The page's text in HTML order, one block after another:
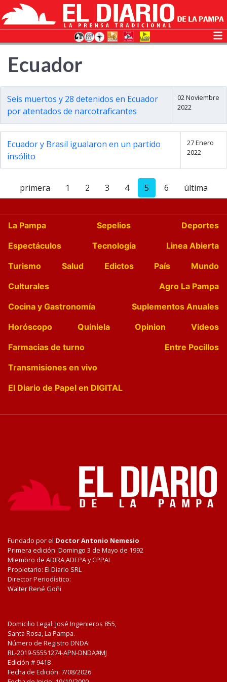
Ecuador
Seis muertos y 28 detenidos en Ecuador
por atentados de narcotraficantes
02 Noviembre
2022
Ecuador y Brasil igualaron en un partido
insólito
27 Enero
2022
primera 1 2 3 4 5 6 última
La Pampa Sepelios
Deportes
Espectáculos
Tecnología
Linea Abierta
Turismo
Salud Edictos País
Mundo
Culturales
Agro La Pampa
Cocina y Gastronomía
Suplementos Anuales
Horóscopo
Quiniela Opinion
Videos
Farmacias de turno
Entre Pocillos
Transmisiones en vivo
El Diario de Papel en DIGITAL
Fundado por el Doctor Antonio Nemesio
Primera edición: Domingo 3 de Mayo de 1992
Miembro de ADIRA,ADEPA y CPPAL
Propietario: El Diario SRL
Director Periodístico:
Walter René Goñi
Domicilio Legal: José Ingenieros 855,
Santa Rosa, La Pampa.
Número de Registro DNDA:
RL-2019-55551274-APN-DNDA#MJ
Edición # 9418
Fecha de Edición: 7/08/2026